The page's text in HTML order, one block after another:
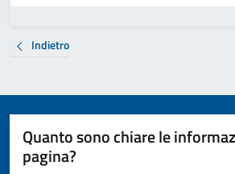
Indietro
Quanto sono chiare le
pagina?